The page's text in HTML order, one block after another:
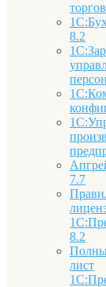
8.2
7.7
8.2
лист